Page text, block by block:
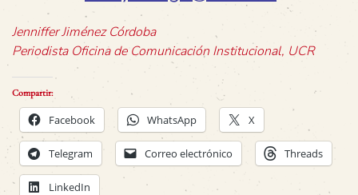
Jenniffer Jiménez Córdoba
Periodista Oficina de Comunicación Institucional, UCR
Compartir:
Facebook WhatsApp X
Telegram Correo electrónico Threads
LinkedIn